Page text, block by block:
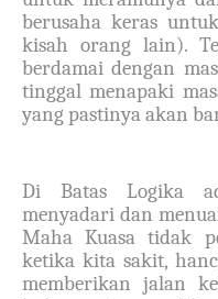
berusaha keras
kisah orang lain).
berdamai dengan
tinggal menapaki
yang pastinya akan
Di Batas Logika
menyadari dan
Maha Kuasa tidak
ketika kita sakit,
memberikan jalan